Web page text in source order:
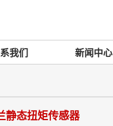
我们 新闻中心
静态扭矩传感器